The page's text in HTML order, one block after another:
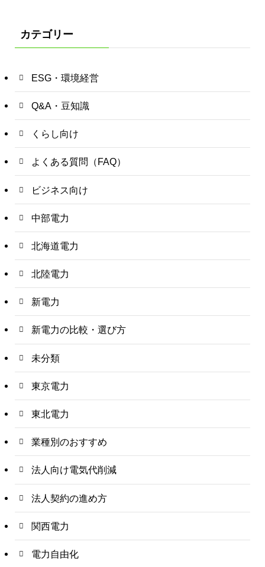
カテゴリー
ESG・環境経営
Q&A・豆知識
くらし向け
よくある質問（FAQ）
ビジネス向け
中部電力
北海道電力
北陸電力
新電力
新電力の比較・選び方
未分類
東京電力
東北電力
業種別のおすすめ
法人向け電気代削減
法人契約の進め方
関西電力
電力自由化